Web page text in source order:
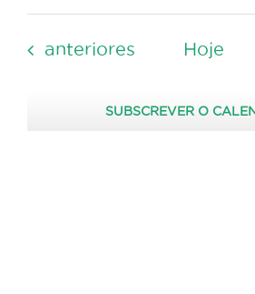
Eventos
anteriores Hoje
SUBSCREVER O